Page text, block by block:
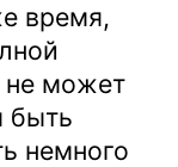
время,
не может
быть
немного